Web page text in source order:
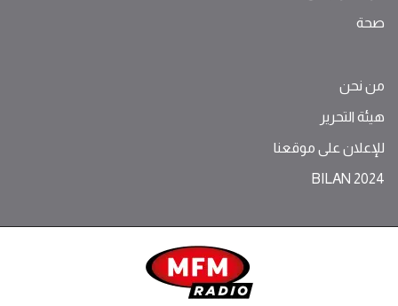
صحة
من نحن
هيئة التحرير
للإعلان على موقعنا
BILAN 2024